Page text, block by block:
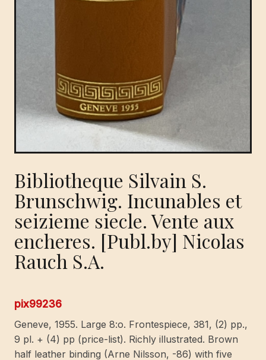
Bibliotheque Silvain S.
Brunschwig. Incunables et
seizieme siecle. Vente aux
encheres. [Publ.by] Nicolas
Rauch S.A.
pix99236
Geneve, 1955. Large 8:o. Frontespiece, 381, (2) pp.,
9 pl. + (4) pp (price-list). Richly illustrated. Brown
half leather binding (Arne Nilsson, -86) with five